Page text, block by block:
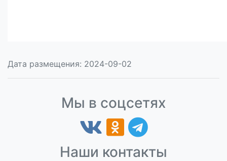
Дата размещения: 2024-09-02
Мы в соцсетях
Наши контакты